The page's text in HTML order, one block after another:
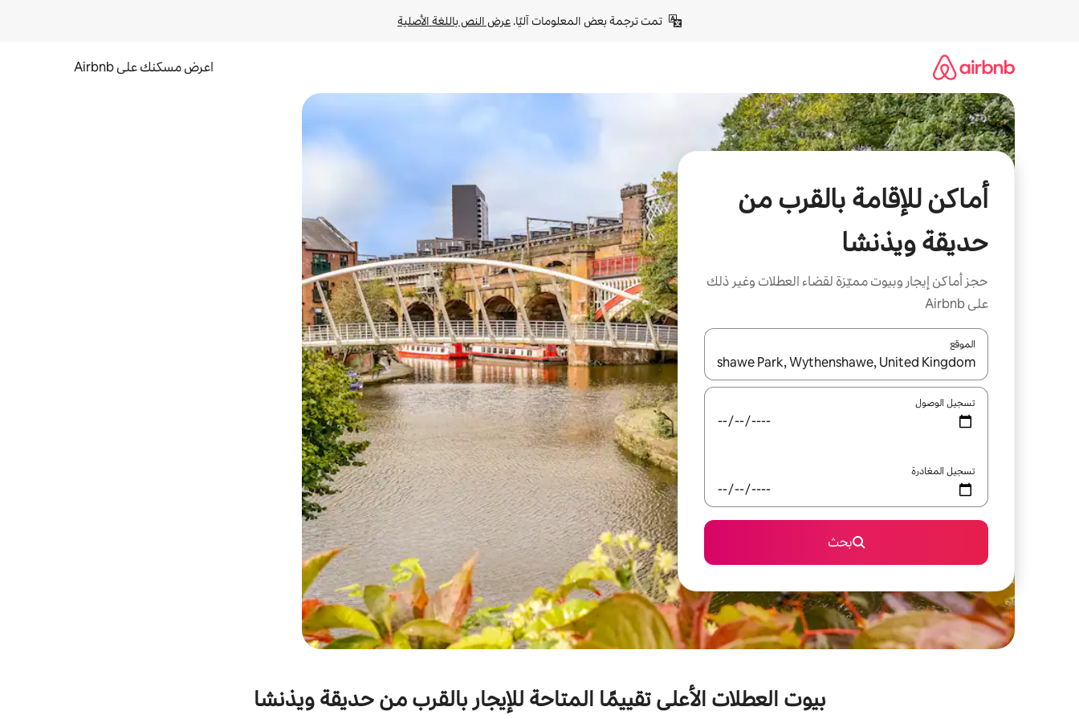
تمت ترجمة بعض المعلومات آليًا. عرض النص باللغة الأصلية
اعرض مسكنك على Airbnb
أماكن للإقامة بالقرب من
حديقة ويذنشا
حجز أماكن إيجار وبيوت مميّزة لقضاء العطلات وغير ذلك
على Airbnb
الموقع
عند توفر النتائج، انتقل باستخدام السهمين لأعلى ولأسفل أو استكشف عن طريق اللمس أو السحب.
تسجيل الوصول
تسجيل المغادرة
بحث
بيوت العطلات الأعلى تقييمًا المتاحة للإيجار بالقرب من حديقة ويذنشا